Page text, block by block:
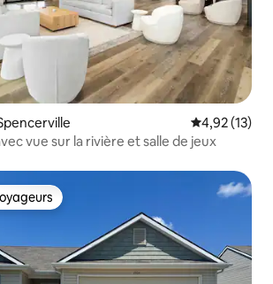
Évaluation
4,92 (13)
vue sur la rivière et salle de jeux